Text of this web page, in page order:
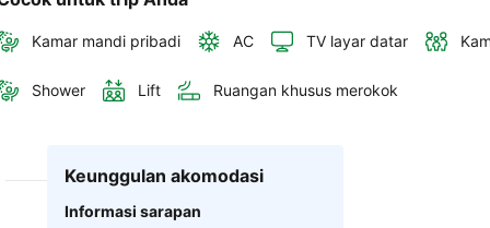
Kamar mandi pribadi AC TV layar datar
Shower Lift Ruangan khusus merokok
Keunggulan akomodasi
Informasi sarapan